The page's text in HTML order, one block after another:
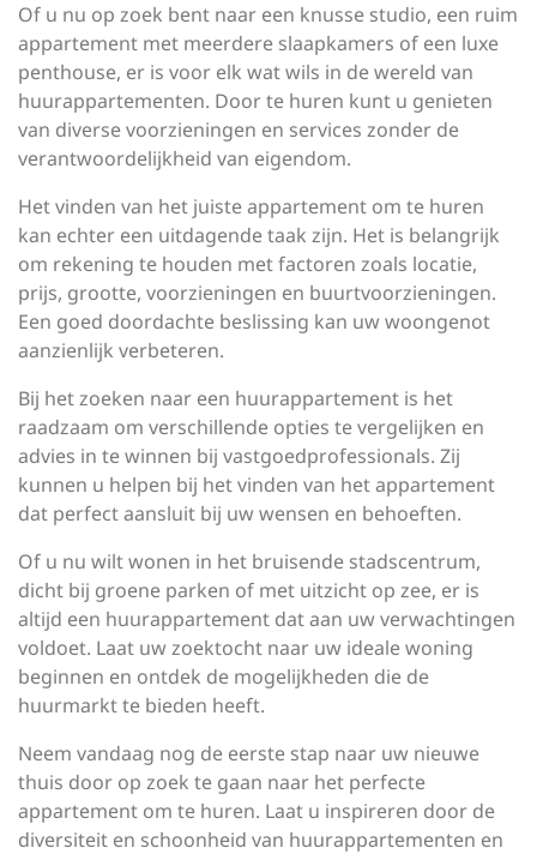
Of u nu op zoek bent naar een knusse studio, een ruim
appartement met meerdere slaapkamers of een luxe
penthouse, er is voor elk wat wils in de wereld van
huurappartementen. Door te huren kunt u genieten
van diverse voorzieningen en services zonder de
verantwoordelijkheid van eigendom.
Het vinden van het juiste appartement om te huren
kan echter een uitdagende taak zijn. Het is belangrijk
om rekening te houden met factoren zoals locatie,
prijs, grootte, voorzieningen en buurtvoorzieningen.
Een goed doordachte beslissing kan uw woongenot
aanzienlijk verbeteren.
Bij het zoeken naar een huurappartement is het
raadzaam om verschillende opties te vergelijken en
advies in te winnen bij vastgoedprofessionals. Zij
kunnen u helpen bij het vinden van het appartement
dat perfect aansluit bij uw wensen en behoeften.
Of u nu wilt wonen in het bruisende stadscentrum,
dicht bij groene parken of met uitzicht op zee, er is
altijd een huurappartement dat aan uw verwachtingen
voldoet. Laat uw zoektocht naar uw ideale woning
beginnen en ontdek de mogelijkheden die de
huurmarkt te bieden heeft.
Neem vandaag nog de eerste stap naar uw nieuwe
thuis door op zoek te gaan naar het perfecte
appartement om te huren. Laat u inspireren door de
diversiteit en schoonheid van huurappartementen en